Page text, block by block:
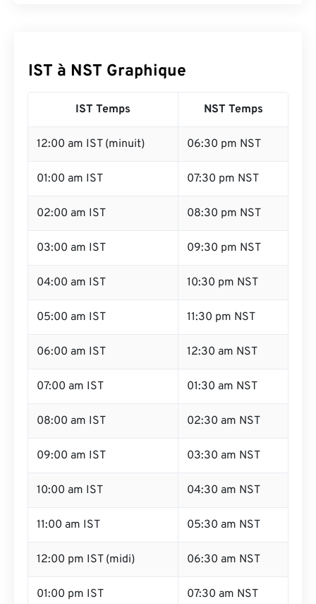
IST à NST Graphique
IST Temps NST Temps
12:00 am IST (minuit) 06:30 pm NST
01:00 am IST 07:30 pm NST
02:00 am IST 08:30 pm NST
03:00 am IST 09:30 pm NST
04:00 am IST 10:30 pm NST
05:00 am IST 11:30 pm NST
06:00 am IST 12:30 am NST
07:00 am IST 01:30 am NST
08:00 am IST 02:30 am NST
09:00 am IST 03:30 am NST
10:00 am IST 04:30 am NST
11:00 am IST 05:30 am NST
12:00 pm IST (midi) 06:30 am NST
01:00 pm IST 07:30 am NST